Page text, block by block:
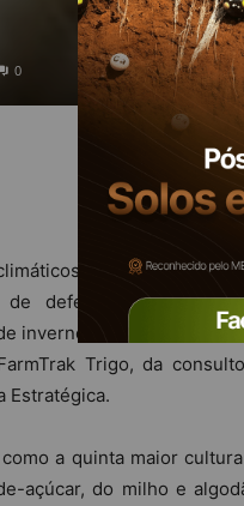
0
na Argentina e o
defensivos
inverno 2022, contra R$
Trigo, da
Estratégica.
a quinta maior
açúcar, do milho e